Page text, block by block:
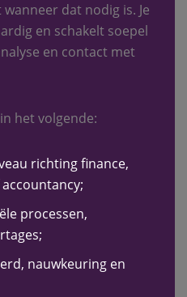
dat nodig is. Je
en schakelt soepel
en contact met
het volgende:
richting finance,
processen,
nauwkeuring en